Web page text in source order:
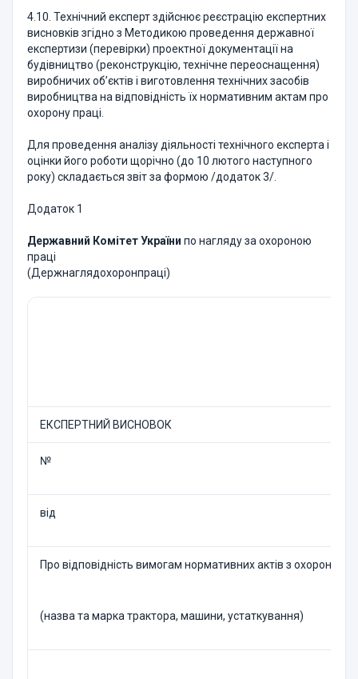
4.10. Технічний експерт здійснює реєстрацію експертних
висновків згідно з Методикою проведення державної
експертизи (перевірки) проектної документації на
будівництво (реконструкцію, технічне переоснащення)
виробничих об’єктів і виготовлення технічних засобів
виробництва на відповідність їх нормативним актам про
охорону праці.
Для проведення аналізу діяльності технічного експерта і
оцінки його роботи щорічно (до 10 лютого наступного
року) складається звіт за формою /додаток 3/.
Додаток 1
Державний Комітет України по нагляду за охороною
праці
(Держнаглядохоронпраці)
ЕКСПЕРТНИЙ ВИСНОВОК
№
від
Про відповідність вимогам нормативних актів з охорони
(назва та марка трактора, машини, устаткування)